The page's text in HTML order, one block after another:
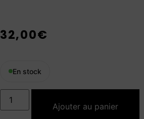
32,00€
En stock
Ajouter au panier